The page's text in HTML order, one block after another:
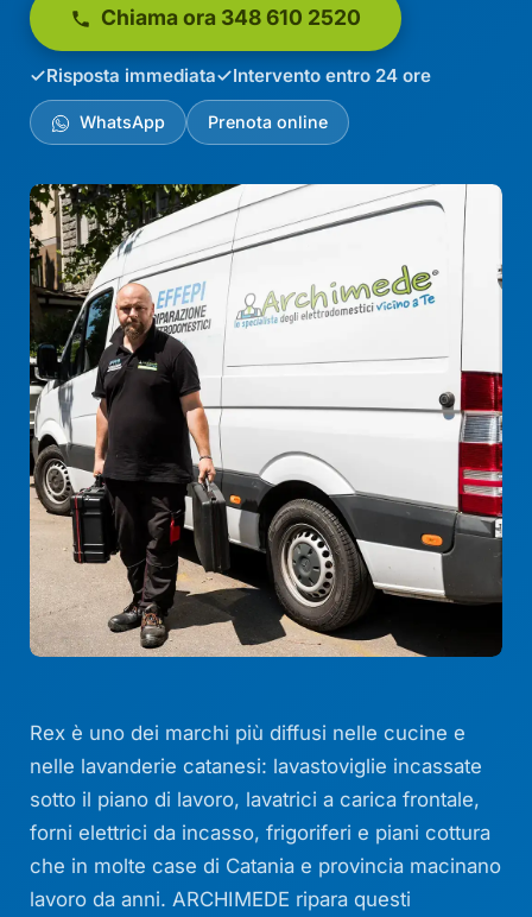
Chiama ora 348 610 2520
Risposta immediata Intervento entro 24 ore
WhatsApp Prenota online
Rex è uno dei marchi più diffusi nelle cucine e
nelle lavanderie catanesi: lavastoviglie incassate
sotto il piano di lavoro, lavatrici a carica frontale,
forni elettrici da incasso, frigoriferi e piani cottura
che in molte case di Catania e provincia macinano
lavoro da anni. ARCHIMEDE ripara questi